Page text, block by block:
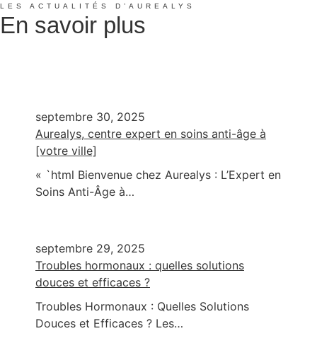
LES ACTUALITÉS D’AUREALYS
En savoir plus
septembre 30, 2025
Aurealys, centre expert en soins anti-âge à
[votre ville]
« `html Bienvenue chez Aurealys : L’Expert en
Soins Anti-Âge à…
septembre 29, 2025
Troubles hormonaux : quelles solutions
douces et efficaces ?
Troubles Hormonaux : Quelles Solutions
Douces et Efficaces ? Les…